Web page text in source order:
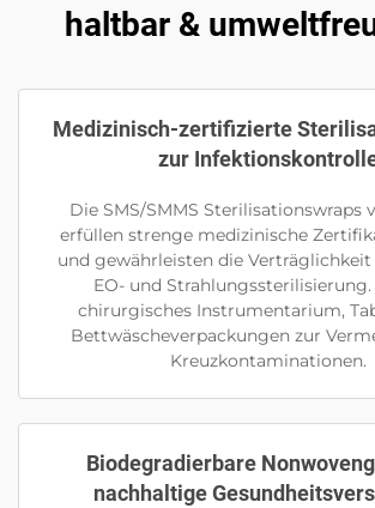
haltbar &
Medizinisch-zertifizierte
zur
Die SMS/SMMS Sterilisationswraps
erfüllen strenge medizinische
und gewährleisten die
EO- und
chirurgisches Instrumentarium,
Bettwäscheverpackungen zur
Kreuzkontaminationen.
Biodegradierbare
nachhaltige